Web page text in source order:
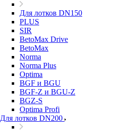
Для лотков DN150
PLUS
SIR
BetoMax Drive
BetoMax
Norma
Norma Plus
Optima
BGF и BGU
BGF-Z и BGU-Z
BGZ-S
Optima Profi
Для лотков DN200